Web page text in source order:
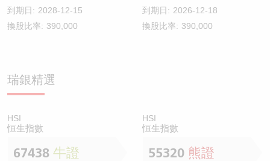
到期日: 2028-12-15
換股比率: 390,000
到期日: 2026-12-18
換股比率: 390,000
瑞銀精選
HSI
恒生指數
67438 牛證
HSI
恒生指數
55320 熊證